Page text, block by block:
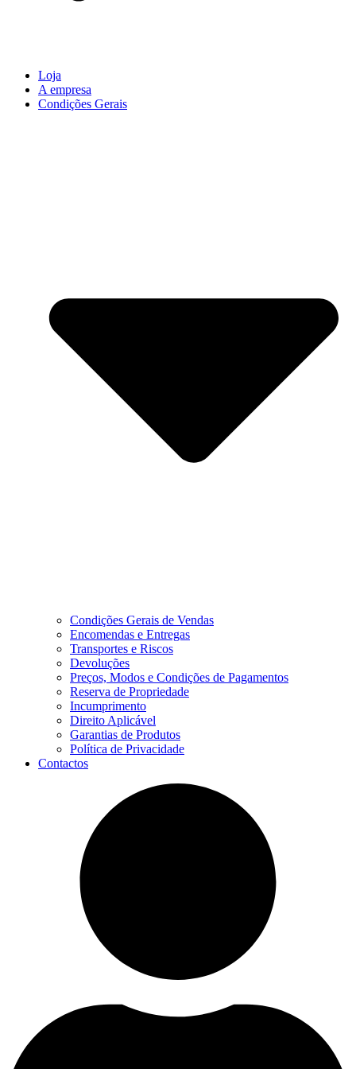
Loja
A empresa
Condições Gerais
Condições Gerais de Vendas
Encomendas e Entregas
Transportes e Riscos
Devoluções
Preços, Modos e Condições de Pagamentos
Reserva de Propriedade
Incumprimento
Direito Aplicável
Garantias de Produtos
Política de Privacidade
Contactos